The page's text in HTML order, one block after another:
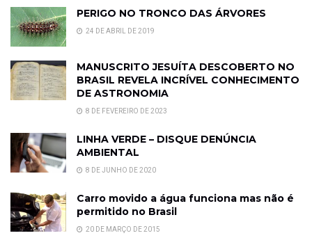
PERIGO NO TRONCO DAS ÁRVORES
24 DE ABRIL DE 2019
MANUSCRITO JESUÍTA DESCOBERTO NO
BRASIL REVELA INCRÍVEL CONHECIMENTO
DE ASTRONOMIA
8 DE FEVEREIRO DE 2023
LINHA VERDE – DISQUE DENÚNCIA
AMBIENTAL
8 DE JUNHO DE 2020
Carro movido a água funciona mas não é
permitido no Brasil
20 DE MARÇO DE 2015